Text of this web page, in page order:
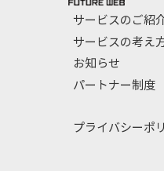
サービスのご紹
サービスの考え
お知らせ
パートナー制度
プライバシーポ